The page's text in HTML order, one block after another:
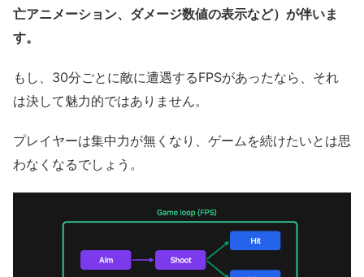
亡アニメーション、ダメージ数値の表示など）が伴いま
す。
もし、30分ごとに敵に遭遇するFPSがあったなら、それ
は決して魅力的ではありません。
プレイヤーは集中力が無くなり、ゲームを続けたいとは思
わなくなるでしょう。